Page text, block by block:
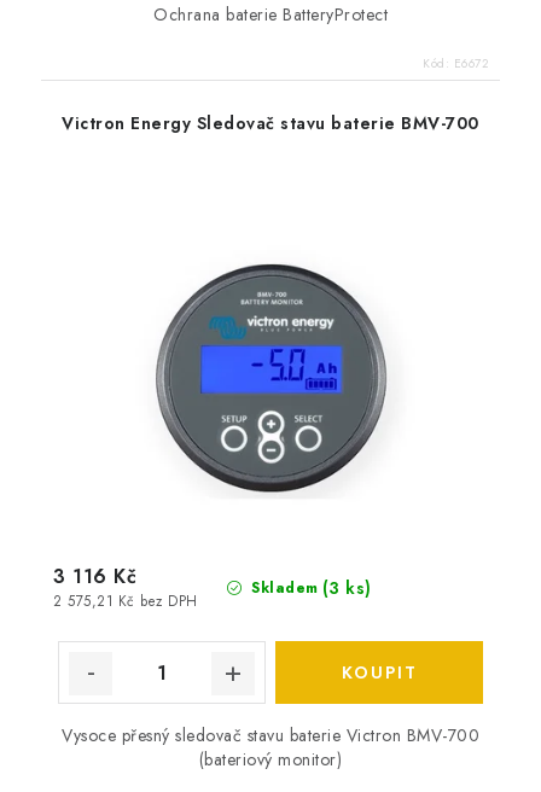
Ochrana baterie BatteryProtect
Kód: E6672
Victron Energy Sledovač stavu baterie BMV-700
Skladem (3 ks)
2 575,21 Kč bez DPH
3 116 Kč
Vysoce přesný sledovač stavu baterie Victron BMV-700
(bateriový monitor)